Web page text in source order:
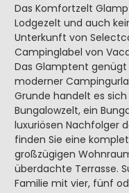
Das Komfortzelt
Lodgezelt und auch
Unterkunft von
Campinglabel von
Das Glamptent genügt
moderner
Grunde handelt es
Bungalowzelt, ein
luxuriösen Nachfolger
finden Sie eine
großzügigen
überdachte Terrasse.
Familie mit vier, fünf